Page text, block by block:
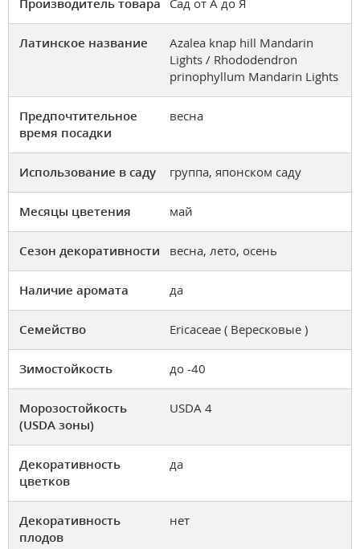
Латинское название
Azalea knap hill Mandarin
Lights / Rhododendron
prinophyllum Mandarin Lights
Предпочтительное
время посадки
весна
Использование в саду группа, японском саду
Месяцы цветения май
Сезон декоративности весна, лето, осень
Наличие аромата да
Семейство Ericaceae ( Вересковые )
Зимостойкость до -40
Морозостойкость
(USDA зоны)
USDA 4
Декоративность
цветков
да
Декоративность
плодов
нет